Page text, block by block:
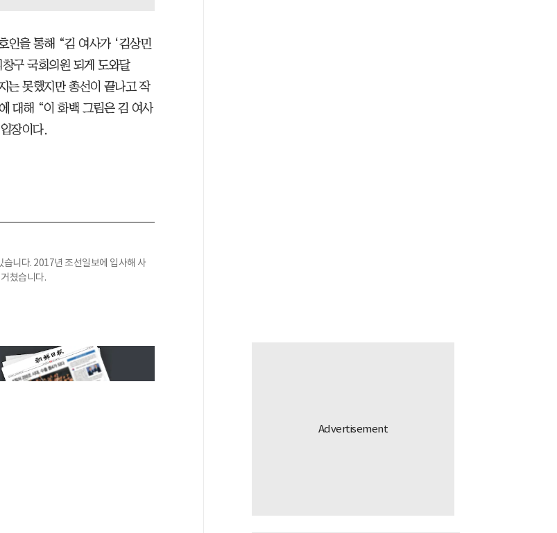
인을 통해 “김 여사가 ‘김상민
구 국회의원 되게 도와달
는 못했지만 총선이 끝나고 작
대해 “이 화백 그림은 김 여사
장이다.
니다. 2017년 조선일보에 입사해 사
쳤습니다.